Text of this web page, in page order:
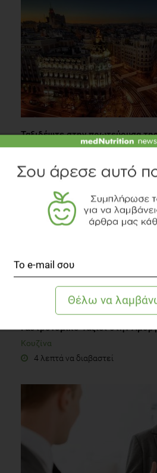
Ταξιδέψτε στην πρωτεύουσα της
Κουζίνα
4 λεπτά να διαβαστεί
Γαστρονομικό Ταξίδι στην
Κουζίνα
4 λεπτά να διαβαστεί